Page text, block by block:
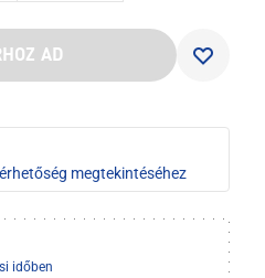
AD
megtekintéséhez
időben